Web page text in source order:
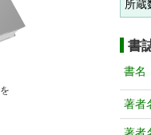
所蔵
書
書名
著者